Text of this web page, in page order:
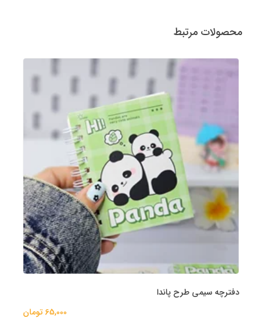
محصولات مرتبط
دفترچه سیمی طرح پاندا
65,000 تومان